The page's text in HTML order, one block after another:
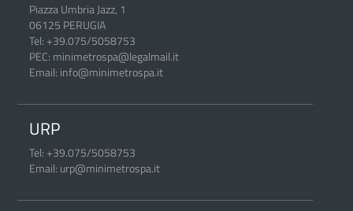
Piazza Umbria Jazz, 1
06125 PERUGIA
Tel: +39.075/5058753
PEC: minimetrospa@legalmail.it
Email: info@minimetrospa.it
URP
Tel: +39.075/5058753
Email: urp@minimetrospa.it